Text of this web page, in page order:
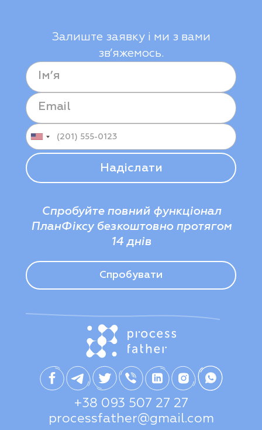
Залиште заявку і ми з вами
зв’яжемось.
Спробуйте повний функціонал
ПланФіксу безкоштовно протягом
14 днів
Спробувати
+38 093 507 27 27
processfather@gmail.com